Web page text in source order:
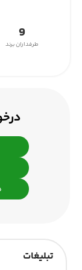
9
طرفداران برند
تبلیغات